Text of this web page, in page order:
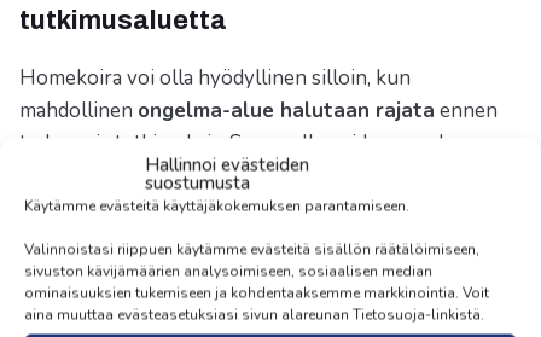
Hallinnoi evästeiden
suostumusta
Käytämme evästeitä käyttäjäkokemuksen parantamiseen.
Valinnoistasi riippuen käytämme evästeitä sisällön räätälöimiseen,
sivuston kävijämäärien analysoimiseen, sosiaalisen median
ominaisuuksien tukemiseen ja kohdentaaksemme markkinointia. Voit
aina muuttaa evästeasetuksiasi sivun alareunan Tietosuoja-linkistä.
tutkimusaluetta
Homekoira voi olla hyödyllinen silloin, kun
mahdollinen ongelma-alue halutaan rajata ennen
tarkempia tutkimuksia. Sen avulla voidaan saada
viitteitä siitä, mihin kosteusmittaukset,
rakenneavaukset tai materiaalinäytteet olisi järkevää
kohdistaa. Tämä voi vähentää arvailua, mutta tulokset
pitää aina arvioida rakennusteknisenasiantuntijan
kanssa.